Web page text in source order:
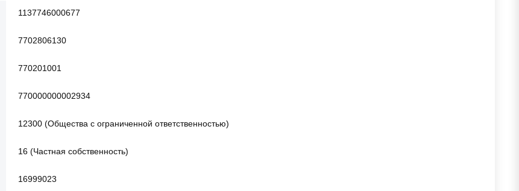
1137746000677
7702806130
770201001
770000000002934
12300 (Общества с ограниченной ответственностью)
16 (Частная собственность)
16999023